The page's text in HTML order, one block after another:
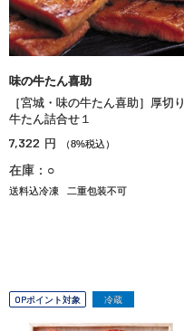
味の牛たん喜助
［宮城・味の牛たん喜助］厚切り
牛たん詰合せ１
7,322 円 （8%税込）
在庫：○
送料込冷凍 二重包装不可
OPポイント対象 冷蔵